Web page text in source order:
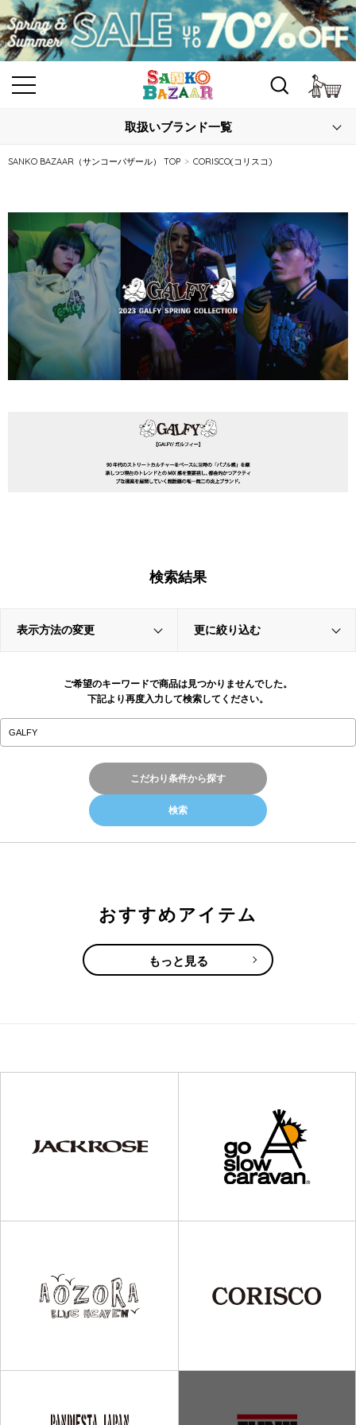
取扱いブランド一覧
SANKO BAZAAR（サンコーバザール） TOP CORISCO(コリスコ)
検索結果
表示方法の変更 更に絞り込む
ご希望のキーワードで商品は見つかりませんでした。
下記より再度入力して検索してください。
こだわり条件から探す
おすすめアイテム
もっと見る